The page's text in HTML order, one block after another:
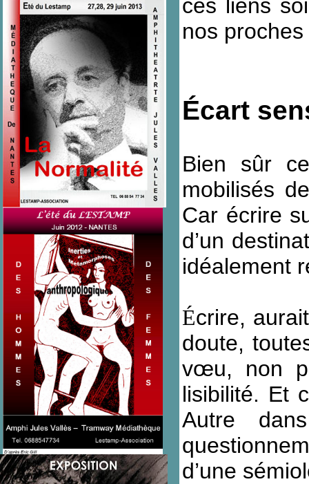
ces liens
nos proches
Écart
Bien sûr
mobilisés
Car écrire
d’un
idéalement
Écrire,
doute,
vœu, non
lisibilité. Et
Autre
d’une